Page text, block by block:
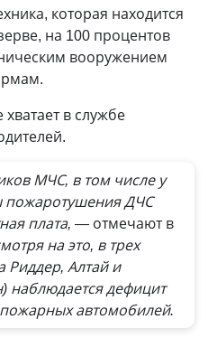
которая находится
на 100 процентов
вооружением
хватает в службе
МЧС, в том числе у
пожаротушения ДЧС
плата, — отмечают в
на это, в трех
Риддер, Алтай и
дефицит
автомобилей.